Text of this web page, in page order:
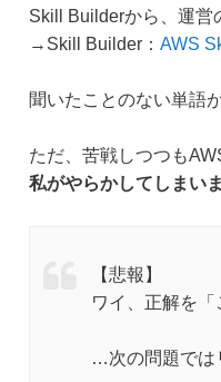
Skill Builderから、運営
→Skill Builder： AWS
聞いたことのない単語
ただ、苦戦しつつも
私がやらかしてしまいま
【悲報】
ワイ、正解を
…次の問題では